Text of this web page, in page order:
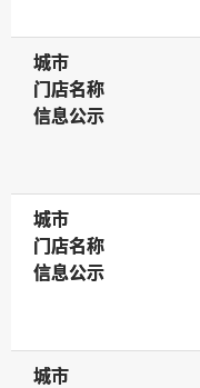
城市
城市
门店名称
门店名称
信息公示
信息公示
城市
城市
门店名称
门店名称
信息公示
信息公示
城市
城市